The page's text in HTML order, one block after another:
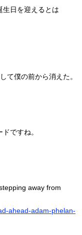
生日を迎えるとは
て僕の前から消えた。
ですね。
away from
ahead-adam-phelan-